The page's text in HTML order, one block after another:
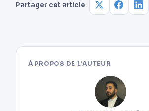
Partager cet article
À PROPOS DE L'AUTEUR